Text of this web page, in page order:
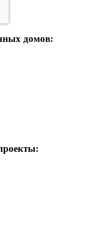
домов: